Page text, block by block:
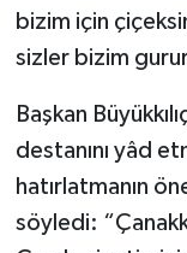
bizim için
sizler bizim
Başkan
destanını yâd
hatırlatmanın
söyledi: